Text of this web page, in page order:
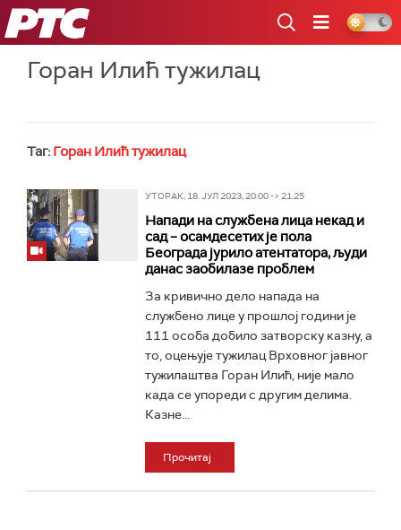
РТС
Горан Илић тужилац
Таг: Горан Илић тужилац
УТОРАК, 18. ЈУЛ 2023, 20:00 -> 21:25
Напади на службена лица некад и
сад – осамдесетих је пола
Београда јурило атентатора, људи
данас заобилазе проблем
За кривично дело напада на
службено лице у прошлој години је
111 особа добило затворску казну, а
то, оцењује тужилац Врховног јавног
тужилаштва Горан Илић, није мало
када се упореди с другим делима.
Казне...
Прочитај